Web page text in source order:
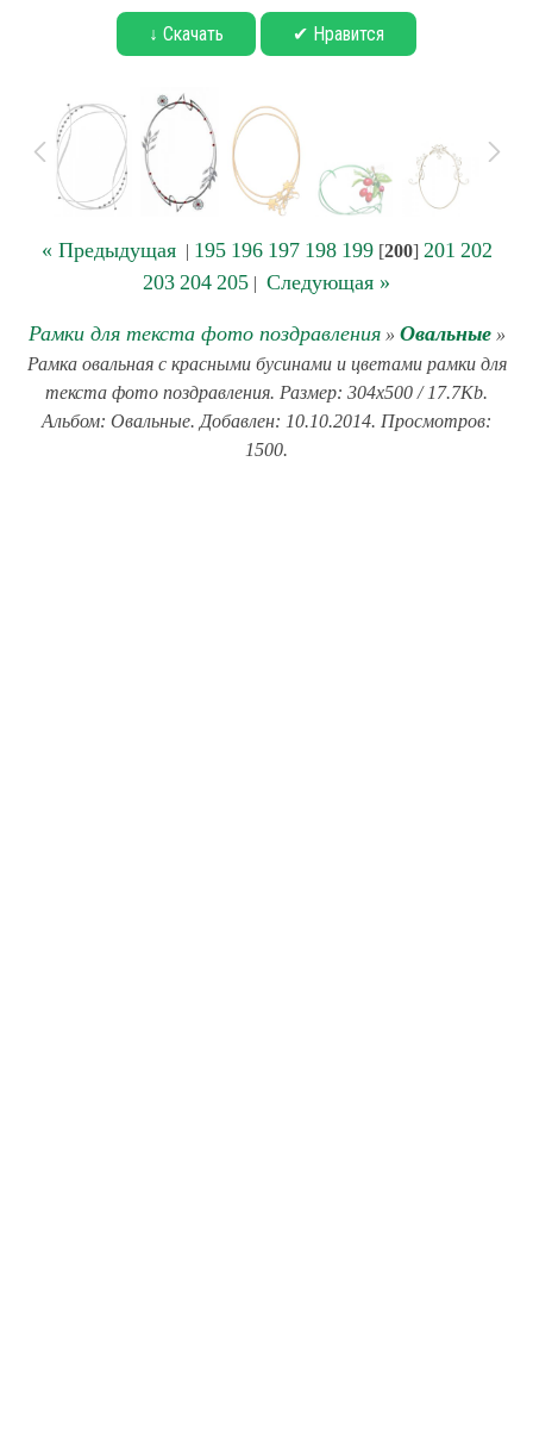
↓ Скачать ✔ Нравится
« Предыдущая| 195 196 197 198 199[200] 201 202
203 204 205 | Следующая »
Рамки для текста фото поздравления» Овальные»
Рамка овальная с красными бусинами и цветами рамки для
текста фото поздравления. Размер: 304x500 / 17.7Kb.
Альбом: Овальные. Добавлен: 10.10.2014. Просмотров:
1500.